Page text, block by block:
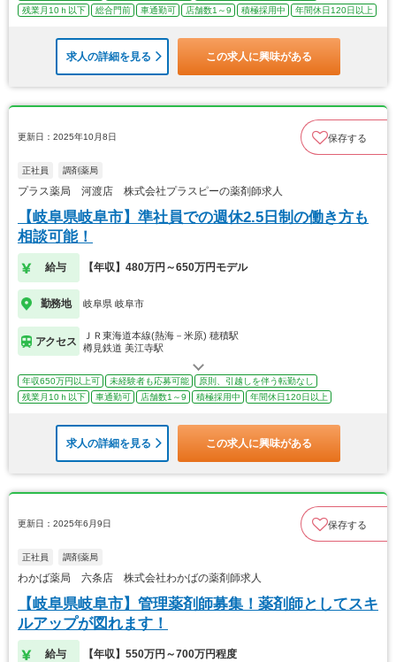
残業月10ｈ以下
総合門前 車通勤可 店舗数1～9 積極採用中 年間休日120日以上
求人の詳細を見る この求人に興味がある
更新日：2025年10月8日 保存する
正社員 調剤薬局
プラス薬局 河渡店 株式会社プラスピーの薬剤師求人
【岐阜県岐阜市】準社員での週休2.5日制の働き方も
相談可能！
給与 【年収】480万円～650万円モデル
勤務地 岐阜県 岐阜市
アクセス
ＪＲ東海道本線(熱海－米原) 穂積駅
樽見鉄道 美江寺駅
年収650万円以上可 未経験者も応募可能
原則、引越しを伴う転勤なし
残業月10ｈ以下
車通勤可 店舗数1～9 積極採用中 年間休日120日以上
求人の詳細を見る この求人に興味がある
更新日：2025年6月9日 保存する
正社員 調剤薬局
わかば薬局 六条店 株式会社わかばの薬剤師求人
【岐阜県岐阜市】管理薬剤師募集！薬剤師としてスキ
ルアップが図れます！
給与 【年収】550万円～700万円程度